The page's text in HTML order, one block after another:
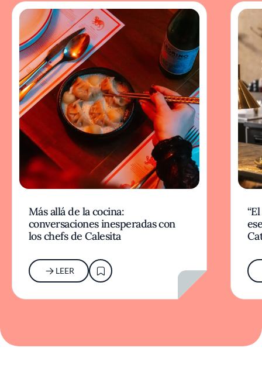
Más allá de la cocina:
conversaciones inesperadas con
los chefs de Calesita
LEER